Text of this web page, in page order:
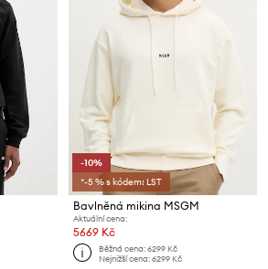
-10%
*-5 % s kódem: LST
Bavlněná mikina MSGM
Aktuální cena:
5669 Kč
Běžná cena:6299 Kč
Nejnižší cena:6299 Kč